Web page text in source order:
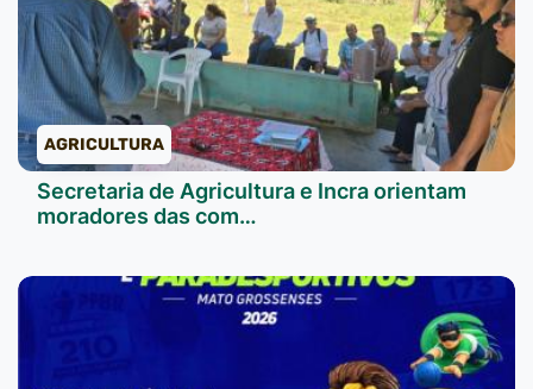
AGRICULTURA
Secretaria de Agricultura e Incra orientam
moradores das com…